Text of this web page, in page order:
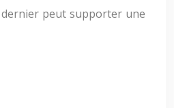
dernier peut supporter une